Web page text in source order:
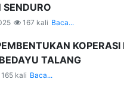
167 kali Baca...
KOPERASI
TALANG
165 kali Baca...